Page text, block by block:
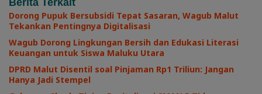
Berita Terkait
Dorong Pupuk Bersubsidi Tepat Sasaran, Wagub Malut
Tekankan Pentingnya Digitalisasi
Wagub Dorong Lingkungan Bersih dan Edukasi Literasi
Keuangan untuk Siswa Maluku Utara
DPRD Malut Disentil soal Pinjaman Rp1 Triliun: Jangan
Hanya Jadi Stempel